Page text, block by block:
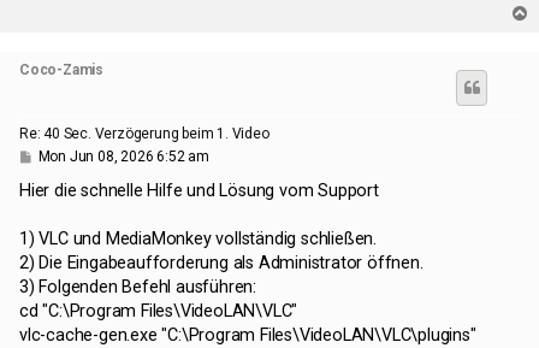
Coco-Zamis
Re: 40 Sec. Verzögerung beim 1. Video
P
s
Mon Jun 08, 2026 6:52 am
Hier die schnelle Hilfe und Lösung vom Support
1) VLC und MediaMonkey vollständig schließen.
2) Die Eingabeaufforderung als Administrator öffnen.
3) Folgenden Befehl ausführen:
cd "C:\Program Files\VideoLAN\VLC"
vlc-cache-gen.exe "C:\Program Files\VideoLAN\VLC\plugins"